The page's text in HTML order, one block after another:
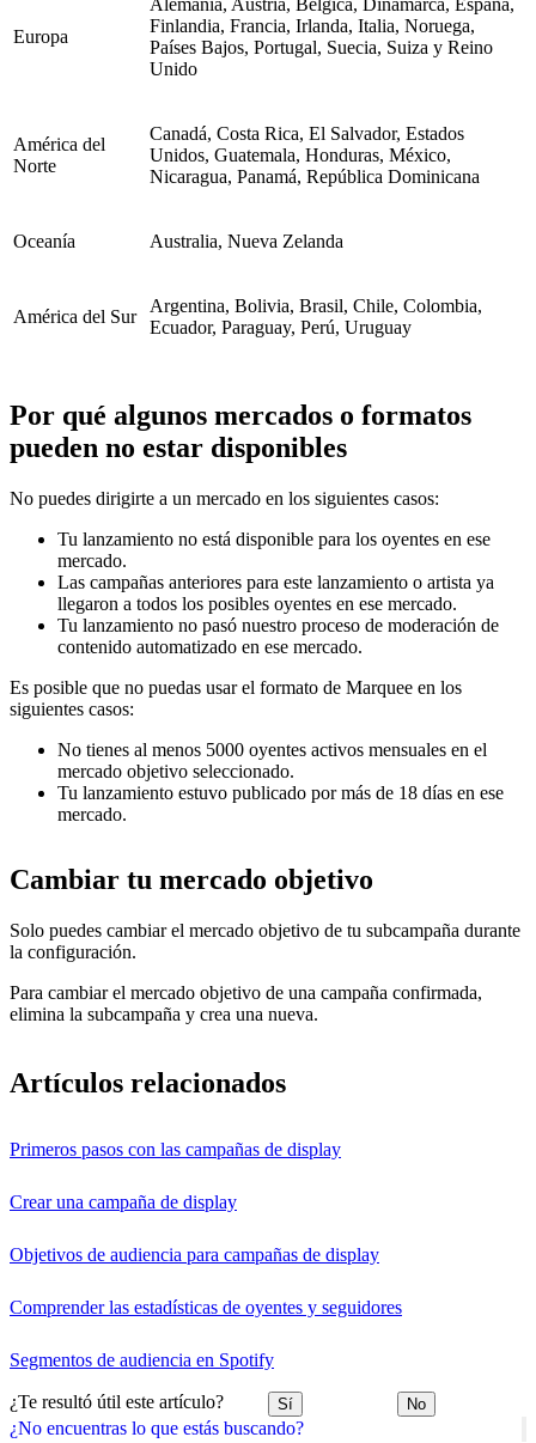
¿No encuentras lo que estás buscando?
Europa
Finlandia, Francia, Irlanda, Italia, Noruega,
Países Bajos, Portugal, Suecia, Suiza y Reino
Unido
América del
Norte
Canadá, Costa Rica, El Salvador, Estados
Unidos, Guatemala, Honduras, México,
Nicaragua, Panamá, República Dominicana
Oceanía Australia, Nueva Zelanda
América del Sur
Argentina, Bolivia, Brasil, Chile, Colombia,
Ecuador, Paraguay, Perú, Uruguay
Por qué algunos mercados o formatos
pueden no estar disponibles
No puedes dirigirte a un mercado en los siguientes casos:
Tu lanzamiento no está disponible para los oyentes en ese
mercado.
Las campañas anteriores para este lanzamiento o artista ya
llegaron a todos los posibles oyentes en ese mercado.
Tu lanzamiento no pasó nuestro proceso de moderación de
contenido automatizado en ese mercado.
Es posible que no puedas usar el formato de Marquee en los
siguientes casos:
No tienes al menos 5000 oyentes activos mensuales en el
mercado objetivo seleccionado.
Tu lanzamiento estuvo publicado por más de 18 días en ese
mercado.
Cambiar tu mercado objetivo
Solo puedes cambiar el mercado objetivo de tu subcampaña durante
la configuración.
Para cambiar el mercado objetivo de una campaña confirmada,
elimina la subcampaña y crea una nueva.
Artículos relacionados
Primeros pasos con las campañas de display
Crear una campaña de display
Objetivos de audiencia para campañas de display
Comprender las estadísticas de oyentes y seguidores
Segmentos de audiencia en Spotify
¿Te resultó útil este artículo? Sí No